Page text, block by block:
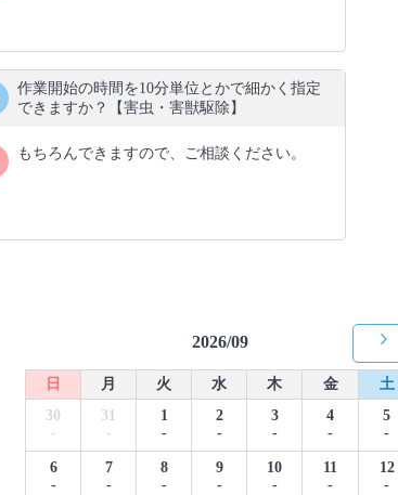
作業開始の時間を10分単位とかで細かく指定
できますか？【害虫・害獣駆除】
もちろんできますので、ご相談ください。
2026/09
日 月 火 水 木 金
土
30
-
31
-
1
-
2
-
3
-
4
-
5
-
6
-
7
-
8
-
9
-
10
-
11
-
12
-